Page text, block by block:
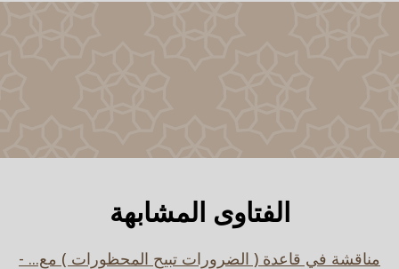
الفتاوى المشابهة
مناقشة في قاعدة ( الضرورات تبيح المحظورات ) مع... -